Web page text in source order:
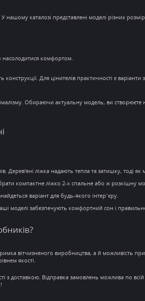
каталозі представлені моделі різних
комфортом.
конструкції. Для цінителів практичності є
Обираючи актуальну модель, ви
ліжка надають тепла та затишку, тоді як
компактне ліжко 2-х спальне або ж розкішну
варіант для будь-якого інтер’єру.
моделі забезпечують комфортний сон і
вітчизняного виробництва, а й можливість
якості.
здоставкою. Відправка замовлень можлива по
!